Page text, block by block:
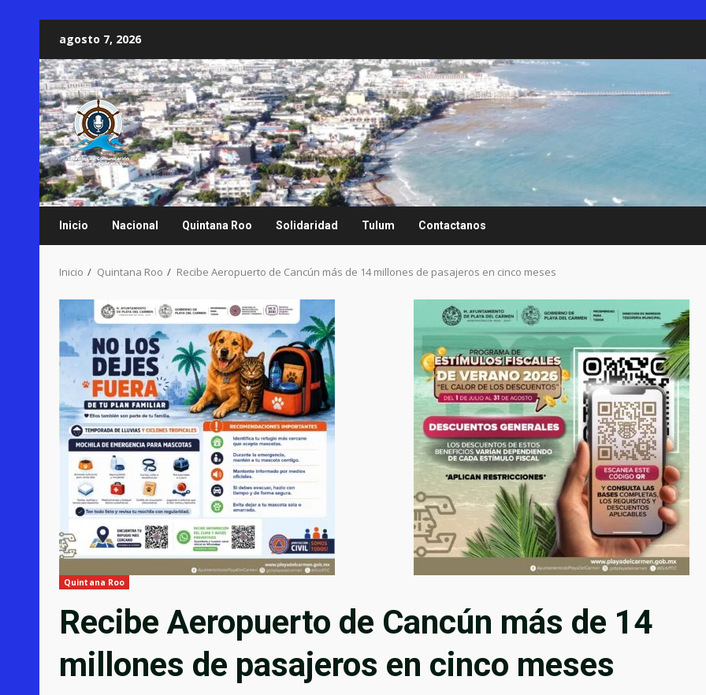
contenido
agosto 7, 2026
Inicio Nacional Quintana Roo Solidaridad Tulum Contactanos
Inicio Quintana Roo Recibe Aeropuerto de Cancún más de 14 millones de pasajeros en cinco meses
Quintana Roo
Recibe Aeropuerto de Cancún más de 14
millones de pasajeros en cinco meses